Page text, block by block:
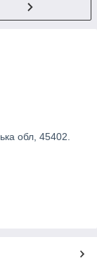
обл, 45402.